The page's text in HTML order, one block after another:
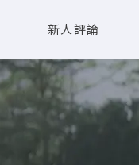
新人評論